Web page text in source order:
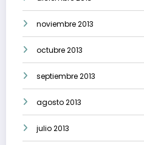
noviembre 2013
octubre 2013
septiembre 2013
agosto 2013
julio 2013